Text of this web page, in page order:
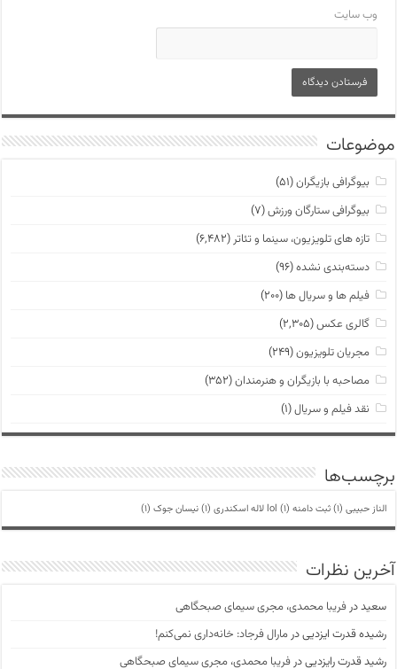
وب‌ سایت
موضوعات
بیوگرافی بازیگران(۵۱)
بیوگرافی ستارگان ورزش(۷)
تازه های تلویزیون، سینما و تئاتر (۶,۴۸۲)
دسته‌بندی نشده(۹۶)
فیلم ها و سریال ها (۲۰۰)
گالری عکس(۲,۳۰۵)
مجریان تلویزیون(۲۴۹)
مصاحبه با بازیگران و هنرمندان(۳۵۲)
نقد فیلم و سریال(۱)
برچسب‌ها
الناز حبیبی (1) ثبت دامنه lol (1) لاله اسکندری (1) نیسان جوک (1)
آخرین نظرات
سعیددرفریبا محمدی، مجری سیمای صبحگاهی
رشیده قدرت ایزدییدرمارال فرجاد: خانه‌داری نمی‌کنم!
رشید قدرت رایزدییدرفریبا محمدی، مجری سیمای صبحگاهی